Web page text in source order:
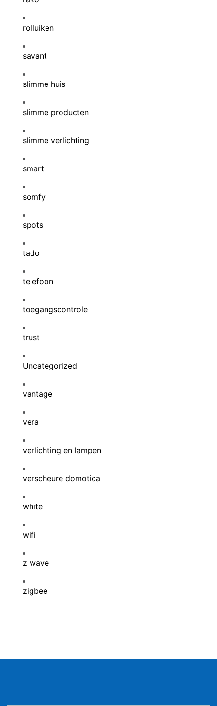
rolluiken
savant
slimme huis
slimme producten
slimme verlichting
smart
somfy
spots
tado
telefoon
toegangscontrole
trust
Uncategorized
vantage
vera
verlichting en lampen
verscheure domotica
white
wifi
z wave
zigbee